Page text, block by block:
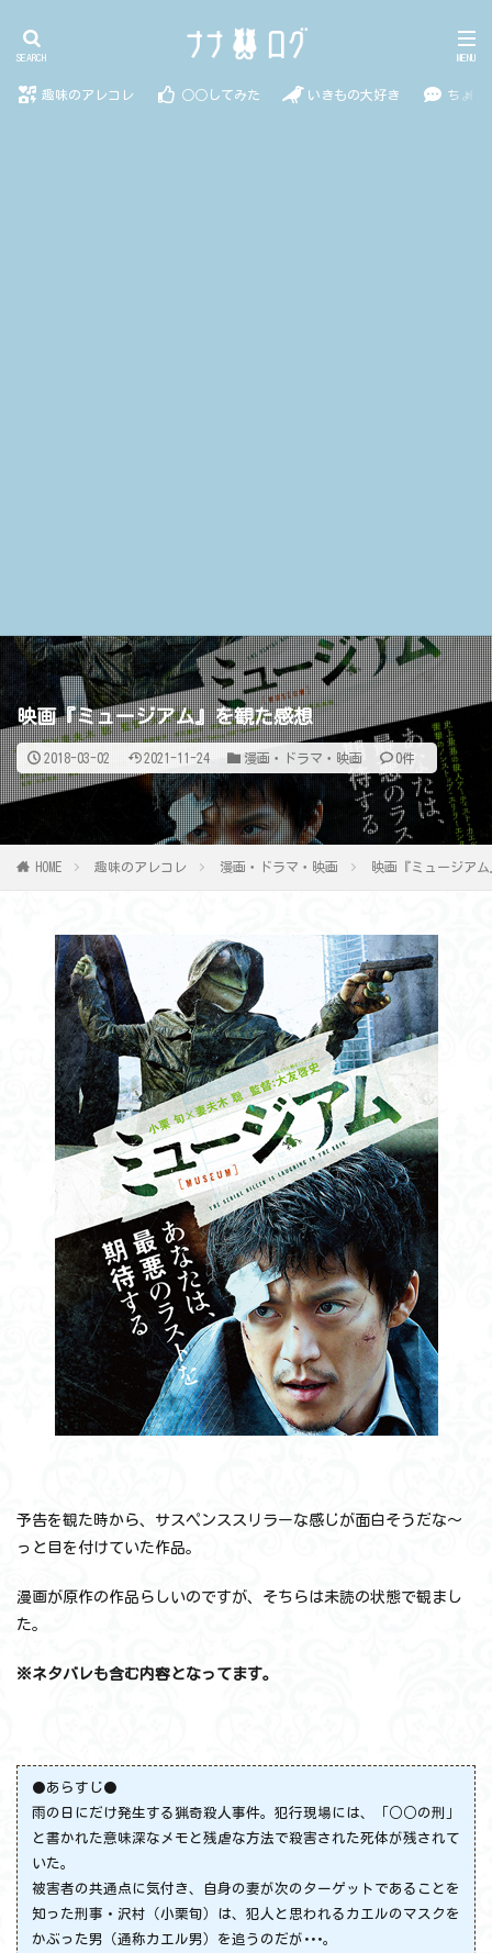
趣味のアレコレ ○○してみた いきもの大好き ちょっ
映画『ミュージアム』を観た感想
2018-03-02 2021-11-24 漫画・ドラマ・映画 0件
HOME 趣味のアレコレ 漫画・ドラマ・映画 映画『ミュージア
予告を観た時から、サスペンススリラーな感じが面白そうだな～
っと目を付けていた作品。
漫画が原作の作品らしいのですが、そちらは未読の状態で観まし
た。
※ネタバレも含む内容となってます。
●あらすじ●
雨の日にだけ発生する猟奇殺人事件。犯行現場には、「○○の刑」
と書かれた意味深なメモと残虐な方法で殺害された死体が残されて
いた。
被害者の共通点に気付き、自身の妻が次のターゲットであることを
知った刑事・沢村（小栗旬）は、犯人と思われるカエルのマスクを
かぶった男（通称カエル男）を追うのだが･･･。